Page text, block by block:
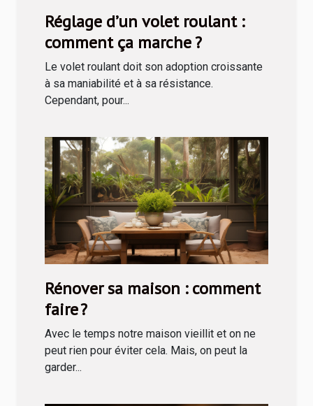
Réglage d’un volet roulant :
comment ça marche ?
Le volet roulant doit son adoption croissante
à sa maniabilité et à sa résistance.
Cependant, pour...
Rénover sa maison : comment
faire ?
Avec le temps notre maison vieillit et on ne
peut rien pour éviter cela. Mais, on peut la
garder...